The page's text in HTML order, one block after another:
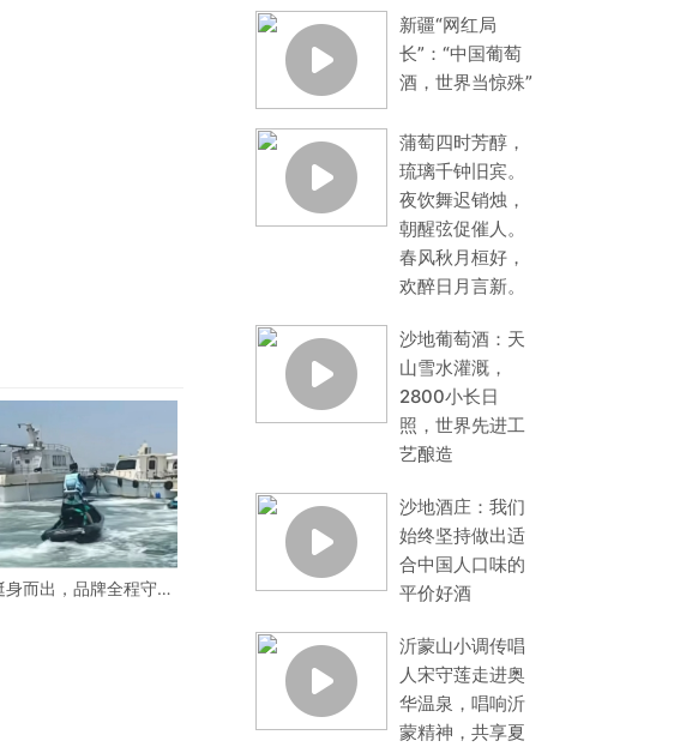
身而出，品牌全程守护
新疆“网红局
长”：“中国葡萄
酒，世界当惊殊”
蒲萄四时芳醇，
琉璃千钟旧宾。
夜饮舞迟销烛，
朝醒弦促催人。
春风秋月桓好，
欢醉日月言新。
沙地葡萄酒：天
山雪水灌溉，
2800小长日
照，世界先进工
艺酿造
沙地酒庄：我们
始终坚持做出适
合中国人口味的
平价好酒
沂蒙山小调传唱
人宋守莲走进奥
华温泉，唱响沂
蒙精神，共享夏